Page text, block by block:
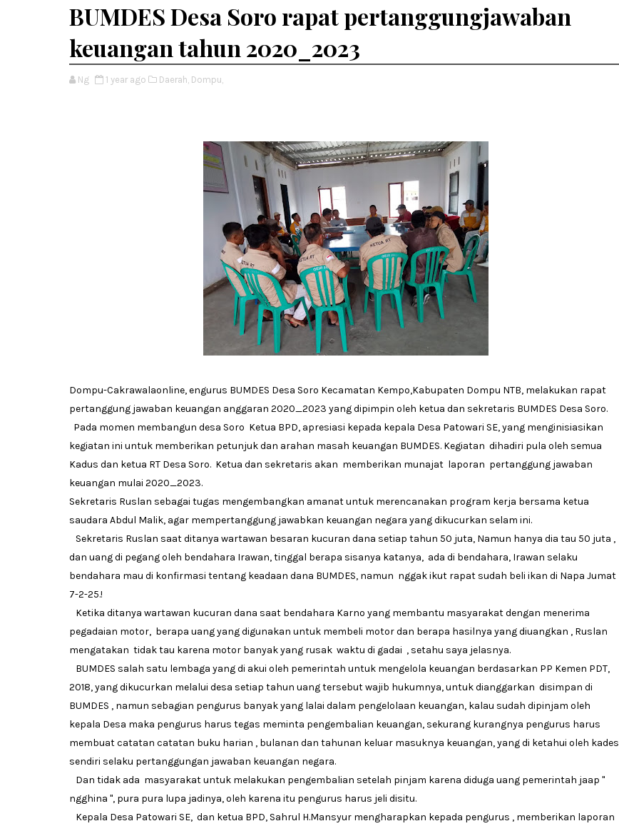
BUMDES Desa Soro rapat pertanggungjawaban
keuangan tahun 2020_2023
Ng 1 year ago Daerah, Dompu,
Dompu-Cakrawalaonline, engurus BUMDES Desa Soro Kecamatan Kempo,Kabupaten Dompu NTB, melakukan rapat
pertanggung jawaban keuangan anggaran 2020_2023 yang dipimpin oleh ketua dan sekretaris BUMDES Desa Soro.
Pada momen membangun desa Soro Ketua BPD, apresiasi kepada kepala Desa Patowari SE, yang menginisiasikan
kegiatan ini untuk memberikan petunjuk dan arahan masah keuangan BUMDES. Kegiatan dihadiri pula oleh semua
Kadus dan ketua RT Desa Soro. Ketua dan sekretaris akan memberikan munajat laporan pertanggung jawaban
keuangan mulai 2020_2023.
Sekretaris Ruslan sebagai tugas mengembangkan amanat untuk merencanakan program kerja bersama ketua
saudara Abdul Malik, agar mempertanggung jawabkan keuangan negara yang dikucurkan selam ini.
Sekretaris Ruslan saat ditanya wartawan besaran kucuran dana setiap tahun 50 juta, Namun hanya dia tau 50 juta ,
dan uang di pegang oleh bendahara Irawan, tinggal berapa sisanya katanya, ada di bendahara, Irawan selaku
bendahara mau di konfirmasi tentang keadaan dana BUMDES, namun nggak ikut rapat sudah beli ikan di Napa Jumat
7-2-25.!
Ketika ditanya wartawan kucuran dana saat bendahara Karno yang membantu masyarakat dengan menerima
pegadaian motor, berapa uang yang digunakan untuk membeli motor dan berapa hasilnya yang diuangkan , Ruslan
mengatakan tidak tau karena motor banyak yang rusak waktu di gadai , setahu saya jelasnya.
BUMDES salah satu lembaga yang di akui oleh pemerintah untuk mengelola keuangan berdasarkan PP Kemen PDT,
2018, yang dikucurkan melalui desa setiap tahun uang tersebut wajib hukumnya, untuk dianggarkan disimpan di
BUMDES , namun sebagian pengurus banyak yang lalai dalam pengelolaan keuangan, kalau sudah dipinjam oleh
kepala Desa maka pengurus harus tegas meminta pengembalian keuangan, sekurang kurangnya pengurus harus
membuat catatan catatan buku harian , bulanan dan tahunan keluar masuknya keuangan, yang di ketahui oleh kades
sendiri selaku pertanggungan jawaban keuangan negara.
Dan tidak ada masyarakat untuk melakukan pengembalian setelah pinjam karena diduga uang pemerintah jaap "
ngghina ", pura pura lupa jadinya, oleh karena itu pengurus harus jeli disitu.
Kepala Desa Patowari SE, dan ketua BPD, Sahrul H.Mansyur mengharapkan kepada pengurus , memberikan laporan